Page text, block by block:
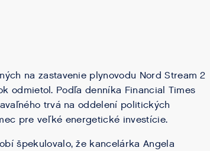
na zastavenie plynovodu Nord Stream 2
odmietol. Podľa denníka Financial Times
trvá na oddelení politických
pre veľké energetické investície.
špekulovalo, že kancelárka Angela